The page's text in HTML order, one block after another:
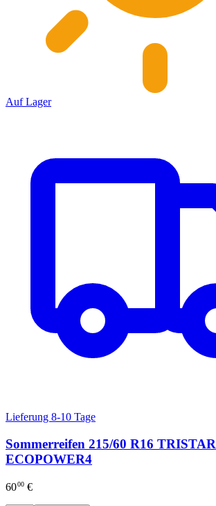
Auf Lager
Lieferung 8-10 Tage
Sommerreifen 215/60 R16 TRISTAR
ECOPOWER4
6000 €